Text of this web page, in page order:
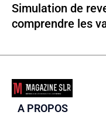
Simulation de
comprendre les
A PROPOS